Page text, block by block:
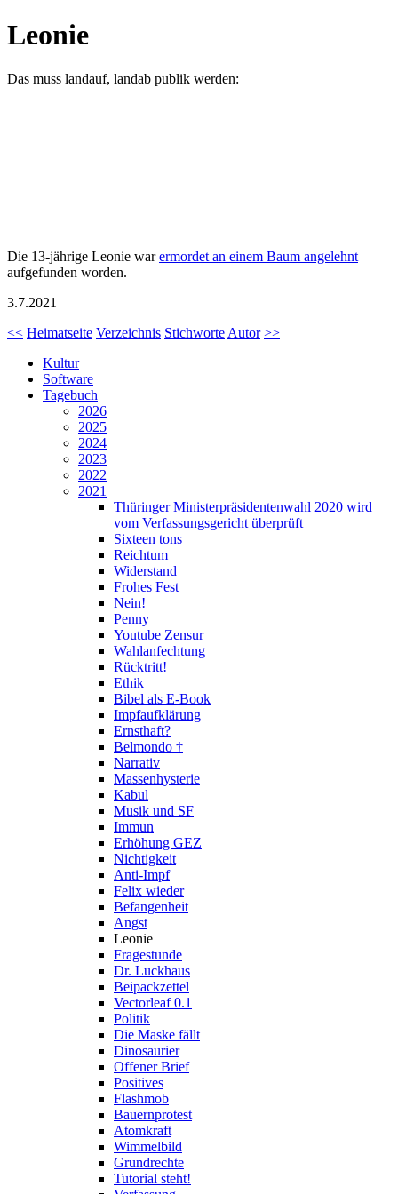
Leonie
Das muss landauf, landab publik werden:
Die 13-jährige Leonie warermordet an einem Baum angelehnt
aufgefunden worden.
3.7.2021
<< Heimatseite Verzeichnis Stichworte Autor >>
Kultur
Software
Tagebuch
2026
2025
2024
2023
2022
2021
Thüringer Ministerpräsidentenwahl 2020 wird
vom Verfassungsgericht überprüft
Sixteen tons
Reichtum
Widerstand
Frohes Fest
Nein!
Penny
Youtube Zensur
Wahlanfechtung
Rücktritt!
Ethik
Bibel als E-Book
Impfaufklärung
Ernsthaft?
Belmondo †
Narrativ
Massenhysterie
Kabul
Musik und SF
Immun
Erhöhung GEZ
Nichtigkeit
Anti-Impf
Felix wieder
Befangenheit
Angst
Leonie
Fragestunde
Dr. Luckhaus
Beipackzettel
Vectorleaf 0.1
Politik
Die Maske fällt
Dinosaurier
Offener Brief
Positives
Flashmob
Bauernprotest
Atomkraft
Wimmelbild
Grundrechte
Tutorial steht!